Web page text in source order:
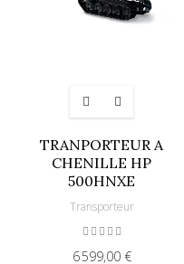
TRANPORTEUR A
CHENILLE HP
500HNXE
Transporteur
6 599,00 €